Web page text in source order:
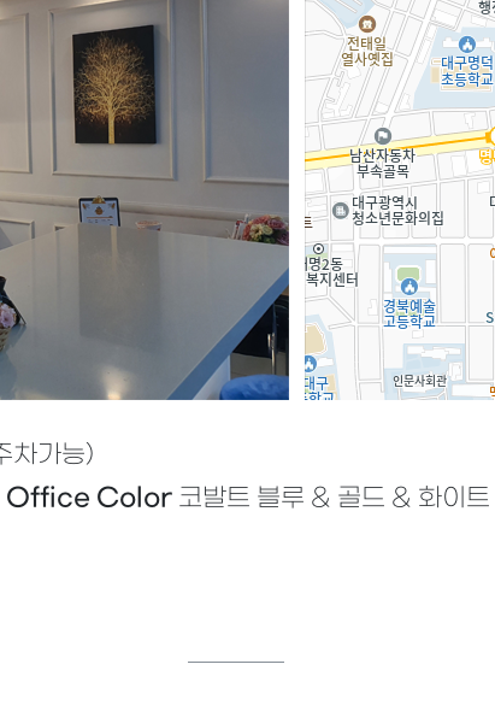
차가능)
Office Color 코발트 블루 & 골드 & 화이트 |